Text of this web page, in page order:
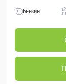
Бензин